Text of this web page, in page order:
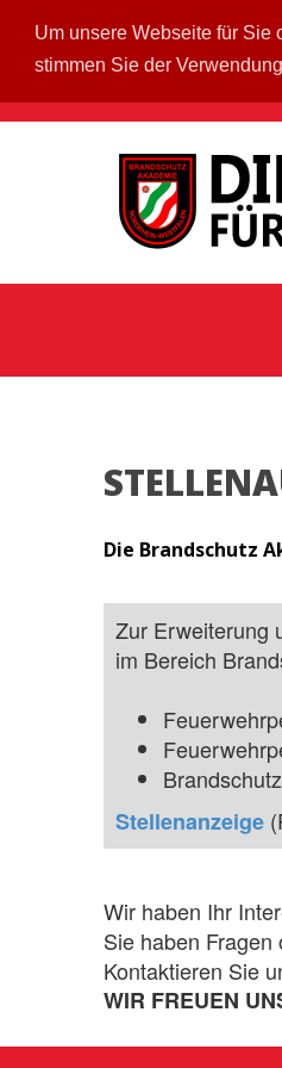
Um unsere Webseite für Sie
stimmen Sie der
Die Brandschutz
Zur Erweiterung
im Bereich
Stellenanzeige
Wir haben Ihr
Sie haben
Kontaktieren Sie
WIR FREUEN